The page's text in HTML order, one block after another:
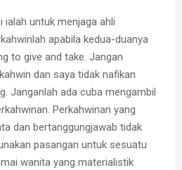
ialah untuk menjaga ahli
apabila kedua-duanya
to give and take. Jangan
dan saya tidak nafikan
Janganlah ada cuba mengambil
Perkahwinan yang
dan bertanggungjawab tidak
pasangan untuk sesuatu
wanita yang materialistik